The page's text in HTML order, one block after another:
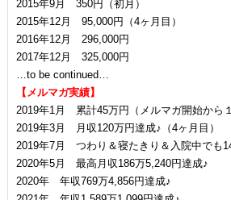
2015年9月 350円（初月）
2015年12月 95,000円（4ヶ月目）
2016年12月 296,000円
2017年12月 325,000円
…to be continued…
【メルマガ実績】
2019年1月 累計45万円（メルマガ開始から１
2019年3月 月収120万円達成♪（4ヶ月目）
2019年7月 つわり＆寝たきり＆入院中でも
2020年5月 最高月収186万5,240円達成♪
2020年 年収769万4,856円達成♪